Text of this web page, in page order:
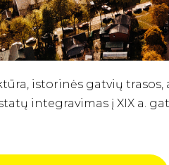
istorinės gatvių
integravimas į XIX a.